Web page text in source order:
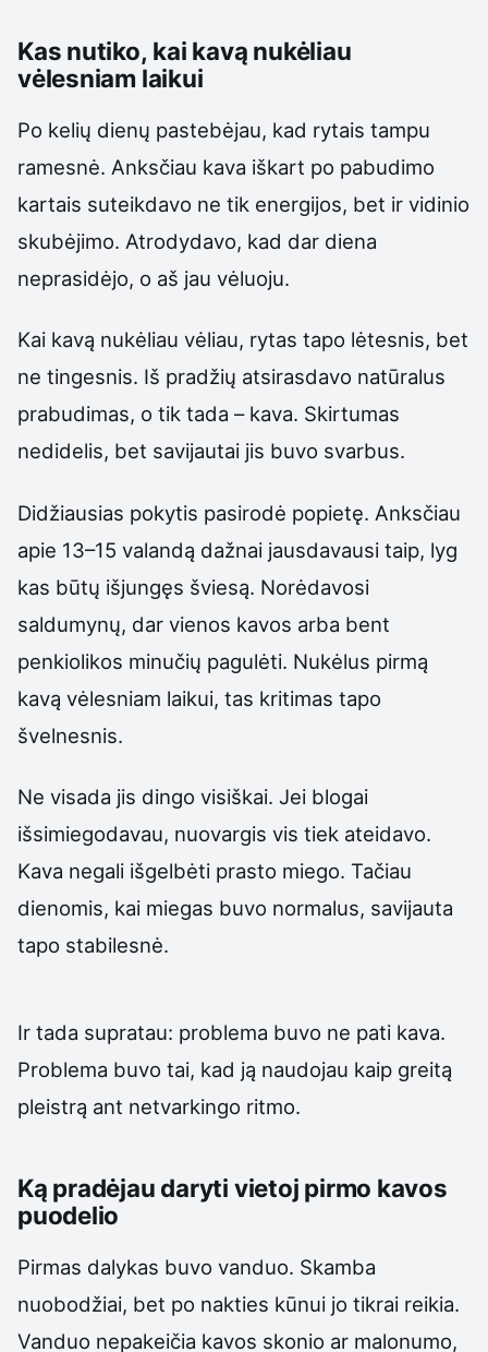
Kas nutiko, kai kavą nukėliau
vėlesniam laikui
Po kelių dienų pastebėjau, kad rytais tampu
ramesnė. Anksčiau kava iškart po pabudimo
kartais suteikdavo ne tik energijos, bet ir vidinio
skubėjimo. Atrodydavo, kad dar diena
neprasidėjo, o aš jau vėluoju.
Kai kavą nukėliau vėliau, rytas tapo lėtesnis, bet
ne tingesnis. Iš pradžių atsirasdavo natūralus
prabudimas, o tik tada – kava. Skirtumas
nedidelis, bet savijautai jis buvo svarbus.
Didžiausias pokytis pasirodė popietę. Anksčiau
apie 13–15 valandą dažnai jausdavausi taip, lyg
kas būtų išjungęs šviesą. Norėdavosi
saldumynų, dar vienos kavos arba bent
penkiolikos minučių pagulėti. Nukėlus pirmą
kavą vėlesniam laikui, tas kritimas tapo
švelnesnis.
Ne visada jis dingo visiškai. Jei blogai
išsimiegodavau, nuovargis vis tiek ateidavo.
Kava negali išgelbėti prasto miego. Tačiau
dienomis, kai miegas buvo normalus, savijauta
tapo stabilesnė.
Ir tada supratau: problema buvo ne pati kava.
Problema buvo tai, kad ją naudojau kaip greitą
pleistrą ant netvarkingo ritmo.
Ką pradėjau daryti vietoj pirmo kavos
puodelio
Pirmas dalykas buvo vanduo. Skamba
nuobodžiai, bet po nakties kūnui jo tikrai reikia.
Vanduo nepakeičia kavos skonio ar malonumo,